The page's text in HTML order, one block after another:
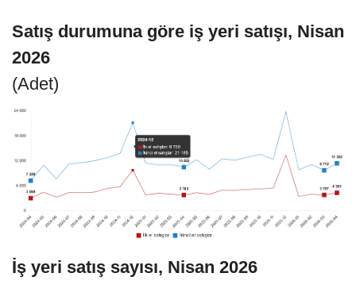
Satış durumuna göre iş yeri satışı, Nisan
2026
(Adet)
İş yeri satış sayısı, Nisan 2026